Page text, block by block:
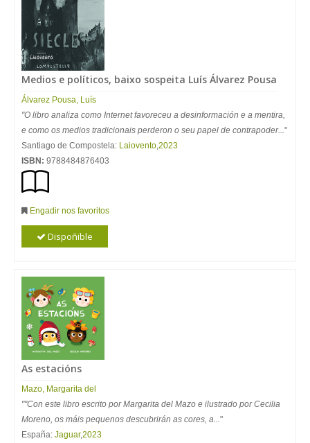
Medios e políticos, baixo sospeita Luís Álvarez Pousa
Álvarez Pousa, Luís
"O libro analiza como Internet favoreceu a desinformación e a mentira,
e como os medios tradicionais perderon o seu papel de contrapoder..."
Santiago de Compostela: Laiovento,2023
ISBN: 9788484876403
Engadir nos favoritos
Dispoñible
As estacións
Mazo, Margarita del
""Con este libro escrito por Margarita del Mazo e ilustrado por Cecilia
Moreno, os máis pequenos descubrirán as cores, a..."
España: Jaguar,2023